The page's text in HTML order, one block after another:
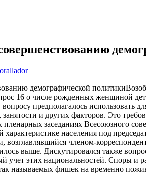
16 о числе рожденных женщиной
предполагалось использовать
и других факторов. Это
пленарных заседаниях Всесоюзного
населения под
возглавлявшийся членом-
выше. Дискутировался также
учет этих национальностей. Споры и
называемых фишек на временно